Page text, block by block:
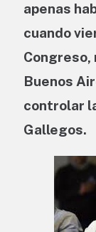
apenas
cuando
Congreso,
Buenos
controlar
Gallegos.